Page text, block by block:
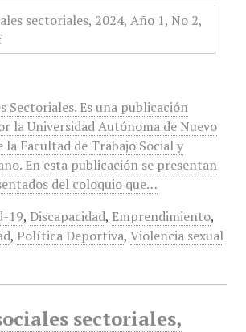
Sectoriales. Es una publicación
la Universidad Autónoma de Nuevo
la Facultad de Trabajo Social y
En esta publicación se presentan
del coloquio que…
19, Discapacidad, Emprendimiento,
, Política Deportiva, Violencia sexual
sectoriales,